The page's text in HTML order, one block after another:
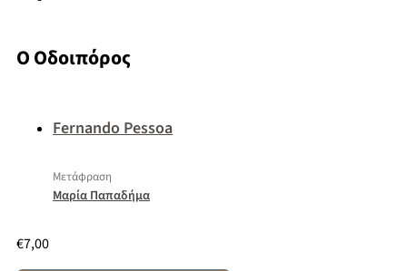
Ο Οδοιπόρος
Fernando Pessoa
Μετάφραση
Μαρία Παπαδήμα
€7,00